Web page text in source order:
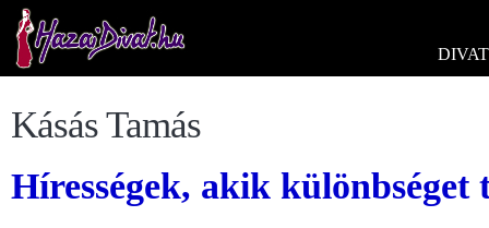
DIVAT
Kásás Tamás
Hírességek, akik különbséget